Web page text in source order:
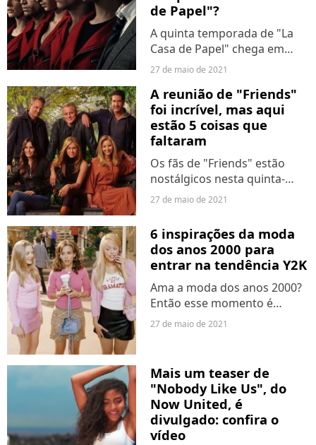
de Papel"?
A quinta temporada de "La
Casa de Papel" chega em
setembro e estão todos
essa história vai terminar em
sua última fase. Sabendo que
os episódios da quarta...
27 de maio de 2021
A reunião de "Friends"
foi incrível, mas aqui
estão 5 coisas que
faltaram
Os fãs de "Friends" estão
nostálgicos nesta quinta-
feira (27), com o lançamento
HBO Max. A reunião rendeu
momentos engraçados e
emocionantes com o elenco...
27 de maio de 2021
6 inspirações da moda
dos anos 2000 para
entrar na tendência Y2K
Ama a moda dos anos 2000?
Então esse momento é
todinho seu! As tendências
girls do TikTok e Instagram já
provaram que dá para ser...
27 de maio de 2021
Mais um teaser de
"Nobody Like Us", do
Now United, é
divulgado: confira o
vídeo